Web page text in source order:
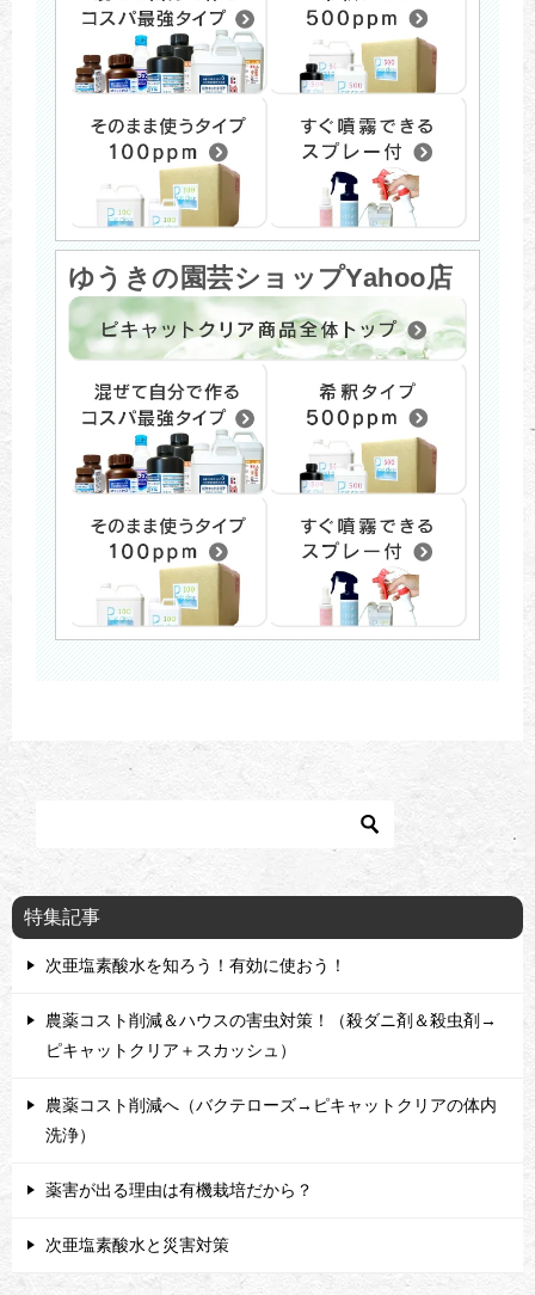
ゆうきの園芸ショップYahoo店
特集記事
次亜塩素酸水を知ろう！有効に使おう！
農薬コスト削減＆ハウスの害虫対策！（殺ダニ剤＆殺虫剤→
ピキャットクリア＋スカッシュ）
農薬コスト削減へ（バクテローズ→ピキャットクリアの体内
洗浄）
薬害が出る理由は有機栽培だから？
次亜塩素酸水と災害対策